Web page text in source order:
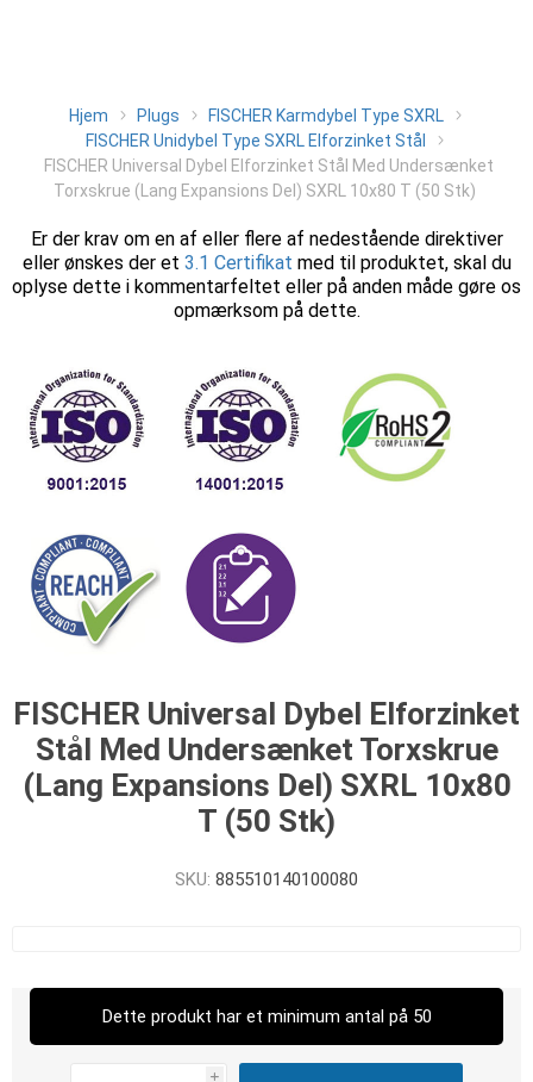
Hjem Plugs
FISCHER Karmdybel Type SXRL
FISCHER Unidybel Type SXRL Elforzinket Stål
FISCHER Universal Dybel Elforzinket Stål Med Undersænket
Torxskrue (Lang Expansions Del) SXRL 10x80 T (50 Stk)
Er der krav om en af eller flere af nedestående direktiver
eller ønskes der et 3.1 Certifikat med til produktet, skal du
oplyse dette i kommentarfeltet eller på anden måde gøre os
opmærksom på dette.
FISCHER Universal Dybel Elforzinket
Stål Med Undersænket Torxskrue
(Lang Expansions Del) SXRL 10x80
T (50 Stk)
SKU: 885510140100080
Dette produkt har et minimum antal på 50
i